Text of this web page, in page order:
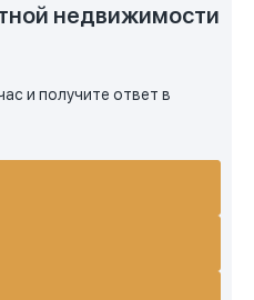
недвижимости
и получите ответ в